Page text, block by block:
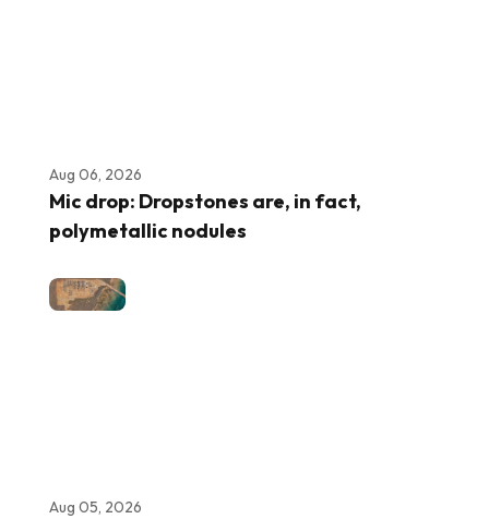
Aug 06, 2026
Mic drop: Dropstones are, in fact,
polymetallic nodules
Aug 05, 2026